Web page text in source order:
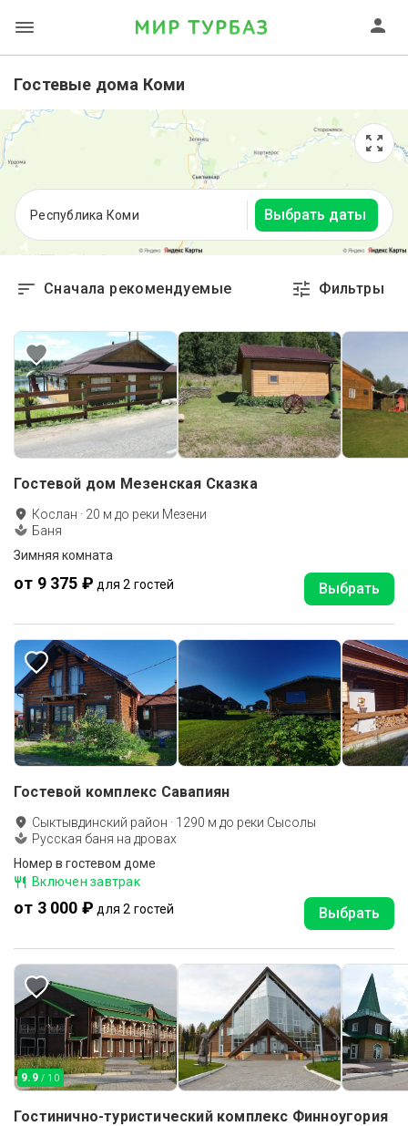
Гостевые дома Коми
Республика Коми Выбрать даты
Сначала рекомендуемые Фильтры
Гостевой дом Мезенская Сказка
Кослан · 20 м до реки Мезени
Баня
Зимняя комната
от 9 375 ₽ для 2 гостей Выбрать
Гостевой комплекс Савапиян
Сыктывдинский район · 1290 м до реки Сысолы
Русская баня на дровах
Номер в гостевом доме
Включен завтрак
от 3 000 ₽ для 2 гостей Выбрать
9.9 / 10
Гостинично-туристический комплекс Финноугория